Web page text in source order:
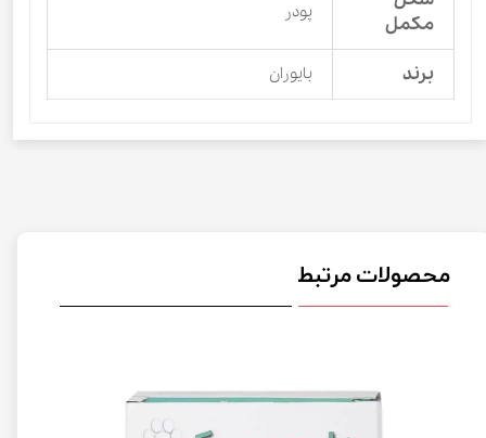
مکمل
پودر
برند بایوران
محصولات مرتبط